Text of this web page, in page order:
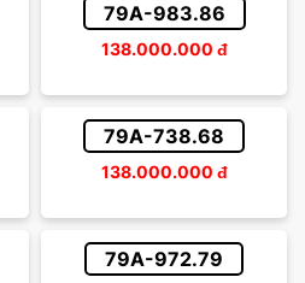
79A-983.86
138.000.000 đ
79A-738.68
138.000.000 đ
79A-972.79